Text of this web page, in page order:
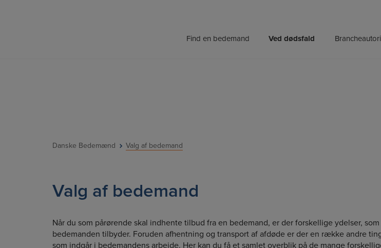
Find en bedemand Ved dødsfald
Danske Bedemænd Valg af bedemand
Valg af bedemand
Når du som pårørende skal indhente tilbud fra en bedemand, er der forskellige ydelser, som
bedemanden tilbyder. Foruden afhentning og transport af afdøde er der en række andre
som indgår i bedemandens arbejde. Her kan du få et samlet overblik på de mange